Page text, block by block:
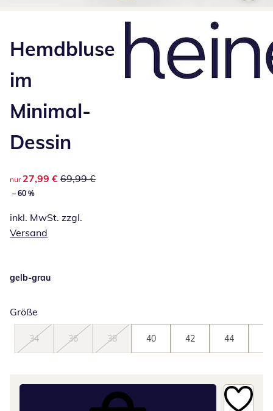
Hemdbluse
im
Minimal-
Dessin
reduzierter Preis 27,99 €, vorheriger Preis: 69,99 €
nur 27,99 € 69,99 €
– 60 %
inkl. MwSt. zzgl.
Versand
gelb-grau
Größe
34 36 38 40 42 44